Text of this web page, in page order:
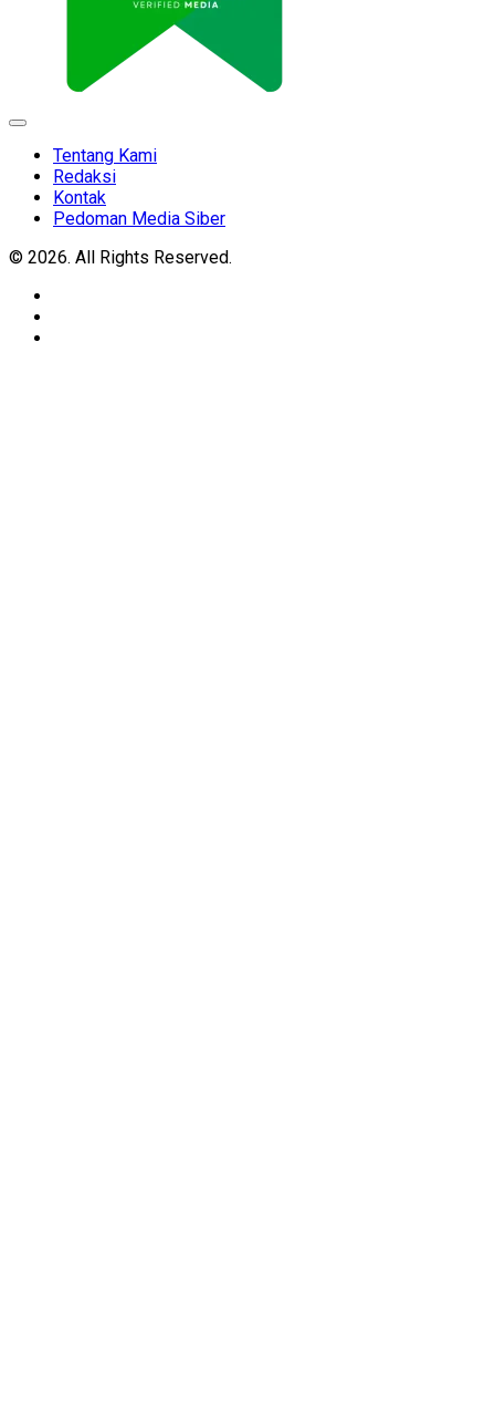
Expand
Tentang Kami
Redaksi
Kontak
Pedoman Media Siber
© 2026. All Rights Reserved.